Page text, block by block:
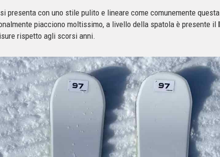
presenta con uno stile pulito e lineare come comunemente
piacciono moltissimo, a livello della spatola è presente il
rispetto agli scorsi anni.